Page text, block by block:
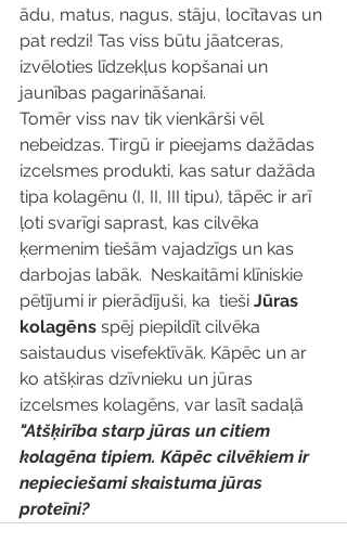
ādu, matus, nagus, stāju, locītavas un
pat redzi! Tas viss būtu jāatceras,
izvēloties līdzekļus kopšanai un
jaunības pagarināšanai.
Tomēr viss nav tik vienkārši vēl
nebeidzas. Tirgū ir pieejams dažādas
izcelsmes produkti, kas satur dažāda
tipa kolagēnu (I, II, III tipu), tāpēc ir arī
ļoti svarīgi saprast, kas cilvēka
ķermenim tiešām vajadzīgs un kas
darbojas labāk.  Neskaitāmi klīniskie
pētījumi ir pierādījuši, ka  tieši Jūras
kolagēns spēj piepildīt cilvēka
saistaudus visefektīvāk. Kāpēc un ar
ko atšķiras dzīvnieku un jūras
izcelsmes kolagēns, var lasīt sadaļā
"Atšķirība starp jūras un citiem
kolagēna tipiem. Kāpēc cilvēkiem ir
nepieciešami skaistuma jūras
proteīni?